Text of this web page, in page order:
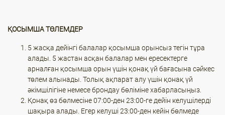
ҚОСЫМША ТӨЛЕМДЕР
5 жасқа дейінгі балалар қосымша орынсыз тегін тұра
алады. 5 жастан асқан балалар мен ересектерге
арналған қосымша орын үшін қонақ үй бағасына сәйкес
төлем алынады. Толық ақпарат алу үшін қонақ үй
әкімшілігіне немесе брондау бөліміне хабарласыңыз.
Қонақ өз бөлмесіне 07:00-ден 23:00-ге дейін келушілерді
шақыра алады. Егер келуші 23:00-ден кейін бөлмеде